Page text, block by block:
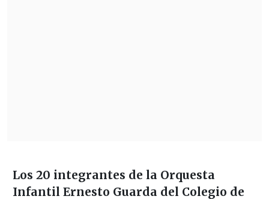
Los 20 integrantes de la Orquesta
Infantil Ernesto Guarda del Colegio de